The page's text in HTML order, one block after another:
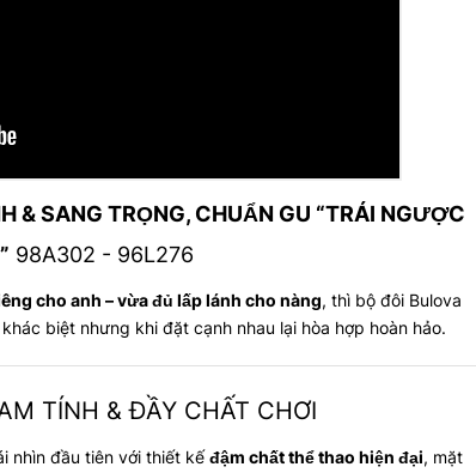
& SANG TRỌNG, CHUẨN GU “TRÁI NGƯỢC
98A302 - 96L276
cho anh – vừa đủ lấp lánh cho nàng, thì bộ đôi Bulova
biệt nhưng khi đặt cạnh nhau lại hòa hợp hoàn hảo.
TÍNH & ĐẦY CHẤT CHƠI
nhìn đầu tiên với thiết kếđậm chất thể thao hiện đại, mặt